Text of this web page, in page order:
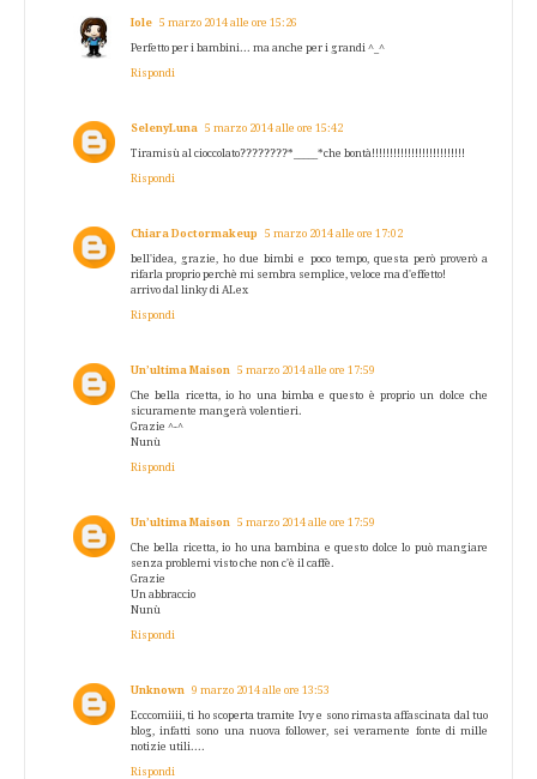
Iole 5 marzo 2014 alle ore 15:26
Perfetto per i bambini... ma anche per i grandi ^_^
Rispondi
SelenyLuna 5 marzo 2014 alle ore 15:42
Tiramisù al cioccolato????????*_____*che bontà!!!!!!!!!!!!!!!!!!!!!!!!!!
Rispondi
Chiara Doctormakeup 5 marzo 2014 alle ore 17:02
bell'idea, grazie, ho due bimbi e poco tempo, questa però proverò a
rifarla proprio perchè mi sembra semplice, veloce ma d'effetto!
arrivo dal linky di ALex
Rispondi
Un’ultima Maison 5 marzo 2014 alle ore 17:59
Che bella ricetta, io ho una bimba e questo è proprio un dolce che
sicuramente mangerà volentieri.
Grazie ^-^
Nunù
Rispondi
Un’ultima Maison 5 marzo 2014 alle ore 17:59
Che bella ricetta, io ho una bambina e questo dolce lo può mangiare
senza problemi visto che non c'è il caffè.
Grazie
Un abbraccio
Nunù
Rispondi
Unknown 9 marzo 2014 alle ore 13:53
Ecccomiiii, ti ho scoperta tramite Ivy e sono rimasta affascinata dal tuo
blog, infatti sono una nuova follower, sei veramente fonte di mille
notizie utili....
Rispondi